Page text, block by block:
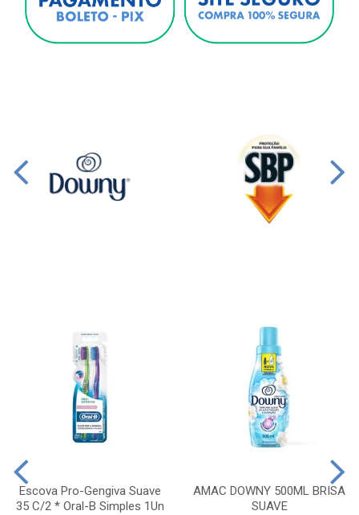
Escova Pro-Gengiva Suave
35 C/2 * Oral-B Simples 1Un
AMAC DOWNY 500ML BRISA
SUAVE